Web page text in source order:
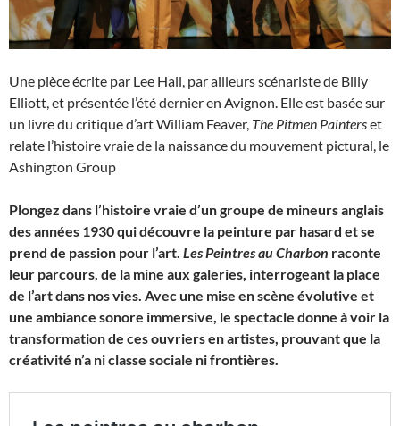
Une pièce écrite par Lee Hall, par ailleurs scénariste de Billy
Elliott, et présentée l’été dernier en Avignon. Elle est basée sur
un livre du critique d’art William Feaver, The Pitmen Painterset
relate l’histoire vraie de la naissance du mouvement pictural, le
Ashington Group
Plongez dans l’histoire vraie d’un groupe de mineurs anglais
des années 1930 qui découvre la peinture par hasard et se
prend de passion pour l’art. Les Peintres au Charbon raconte
leur parcours, de la mine aux galeries, interrogeant la place
de l’art dans nos vies. Avec une mise en scène évolutive et
une ambiance sonore immersive, le spectacle donne à voir la
transformation de ces ouvriers en artistes, prouvant que la
créativité n’a ni classe sociale ni frontières.